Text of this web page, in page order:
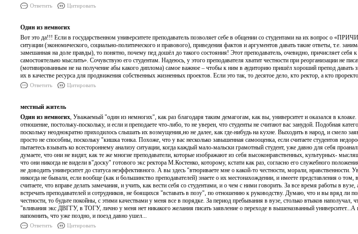
Ответить Цитировать
Один из немногих
Вот это да!!! Если в государственном университете преподаватель позволяет себе в общении со студентами на их вопрос о
ситуации (экономического, социально-политического и правового), приведения фактов и аргументов давать такие ответы, т.е.
замешанная на доле правды), то понятно, почему пед дошёл до такого состояния! Этот преподаватель, очевидно, причисляет себя
самостоятельно мыслить». Сочувствую его студентам. Надеюсь, у этого преподавателя хватит честности при реорганизации не
(мотивированным не на получение абы какого диплома) самое важное – чтобы к ним в аудиторию пришёл хороший препод давать
их в качестве ресурса для продвижения собственных жизненных проектов. Если это так, то десятое дело, кто ректор, а кто
Ответить Цитировать
местный житель
Один из немногих, Уважаемый "один из немногих", как раз благодаря таким демагогам, как вы, университет и оказался в
отношение, постольку-поскольку, и если и преподаете что-либо, то не уверен, что студенты не считают вас занудой. Подобная
поскольку неоднократно приходилось слышать их возмущения,но не далее, как где-нибудь на кухне. Выходить в народ, и смело
просто не способны, поскольку "кишка тонка. Похоже, что у вас несколько завышенная самооценка, если считаете студентов
пытаетесь взывать ко всестороннему анализу ситуации, когда каждый мало-мальски грамотный студент, уже давно для себя
думаете, что они не видят, как те же многие преподаватели, которые изображают из себя высоконравственных, культурных-
что они никогда не видели в"доску" готового экс ректора М.Костенко, которому, кстати как раз, согласно его служебного
не доводить университет до статуса неэффективного. А вы здесь "втюриваете мне о какой-то честности, морали, нравственности.
никогда не бывали, если вообще (как и большинство преподавателей) знаете о их местонахождении, и имеете представления о
считаете, что вправе делать замечания, и учить, как вести себя со студентами, и о чем с ними говорить. За все время работы в
встречать преподавателей и сотрудников, не боящихся "вставать в позу", по отношению к руководству. Думаю, что и вы вряд ли
честности, то будьте покойны, с этими качествами у меня все в порядке. За период пребывания в вузе, столько втыков наполучал,
"вливания экс ДВГГУ, в ТОГУ, лично у меня нет никакого желания писать заявление о переходе в вышеназванный
напомнить, что уже поздно, и поезд давно ушел...
Ответить Цитировать